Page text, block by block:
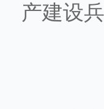
产建设